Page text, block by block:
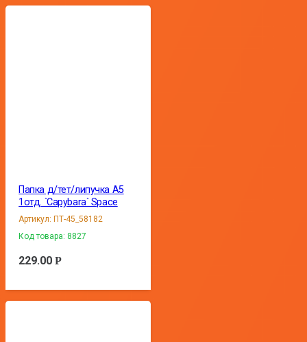
Папка д/тет/липучка А5
1отд. `Capybara` Space
Артикул: ПТ-45_58182
Код товара: 8827
229.00Р